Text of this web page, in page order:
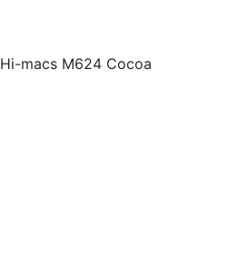
Hi-macs M624 Cocoa